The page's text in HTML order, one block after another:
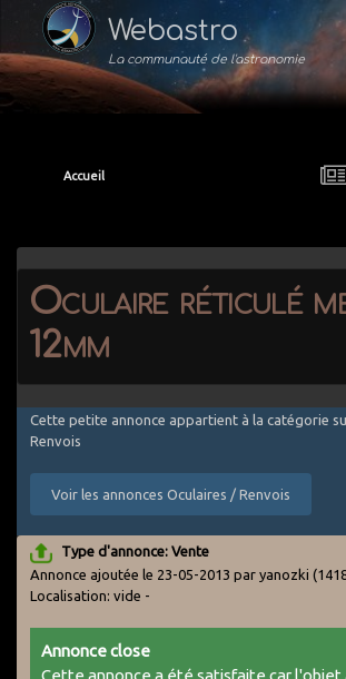
Webastro
La communauté de l'astronomie
Accueil
Oculaire réticulé
12mm
Cette petite annonce appartient à la catégorie
Renvois
Voir les annonces Oculaires / Renvois
Type d'annonce: Vente
Annonce ajoutée le 23-05-2013 par yanozki
Localisation: vide -
Annonce close
Cette annonce a été satisfaite car l'objet